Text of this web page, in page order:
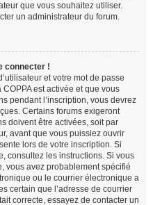
que vous souhaitez utiliser.
un administrateur du forum.
connecter !
et votre mot de passe
est activée et que vous
pendant l’inscription, vous devrez
Certains forums exigeront
doivent être activées, soit par
avant que vous puissiez ouvrir
lors de votre inscription. Si
consultez les instructions. Si vous
vous avez probablement spécifié
ou le courrier électronique a
certain que l’adresse de courrier
correcte, essayez de contacter un